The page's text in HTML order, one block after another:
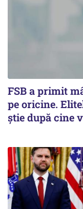
FSB a primit
pe oricine.
știe după cine